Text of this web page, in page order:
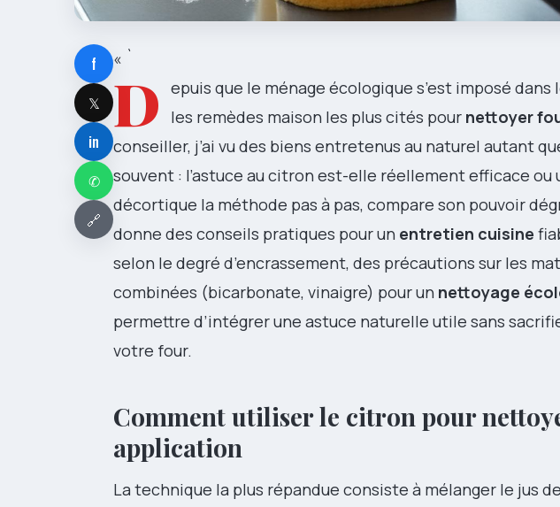
f
𝕏
in
✆
🔗
« `
D epuis que le ménage écologique s’est imposé
les remèdes maison les plus cités pour nettoyer
conseiller, j’ai vu des biens entretenus au naturel autant
souvent : l’astuce au citron est-elle réellement efficace ou
décortique la méthode pas à pas, compare son pouvoir
donne des conseils pratiques pour un entretien cuisine
selon le degré d’encrassement, des précautions sur les
combinées (bicarbonate, vinaigre) pour un nettoyage
permettre d’intégrer une astuce naturelle utile sans
votre four.
Comment utiliser le citron pour
application
La technique la plus répandue consiste à mélanger le jus